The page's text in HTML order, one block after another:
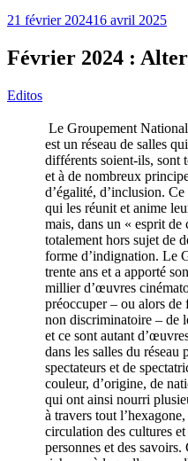
21 février 202416 avril 2025
Février 2024 :
Editos
Le Groupement
est un réseau de salles
différents soient-ils, sont
et à de nombreux
d’égalité, d’inclusion. Ce
qui les réunit et anime
mais, dans un « esprit de
totalement hors sujet de
forme d’indignation. Le
trente ans et a apporté
millier d’œuvres
préoccuper – ou alors
non discriminatoire – de
et ce sont autant
dans les salles du réseau
spectateurs et de
couleur, d’origine, de
qui ont ainsi nourri
à travers tout
circulation des cultures
personnes et des